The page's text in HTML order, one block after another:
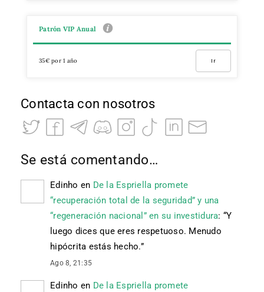
Patrón VIP Anual
35€ por 1 año Ir
Contacta con nosotros
Se está comentando…
Edinho en De la Espriella promete
“recuperación total de la seguridad” y una
“regeneración nacional” en su investidura: “Y
luego dices que eres respetuoso. Menudo
hipócrita estás hecho.”
Ago 8, 21:35
Edinho en De la Espriella promete